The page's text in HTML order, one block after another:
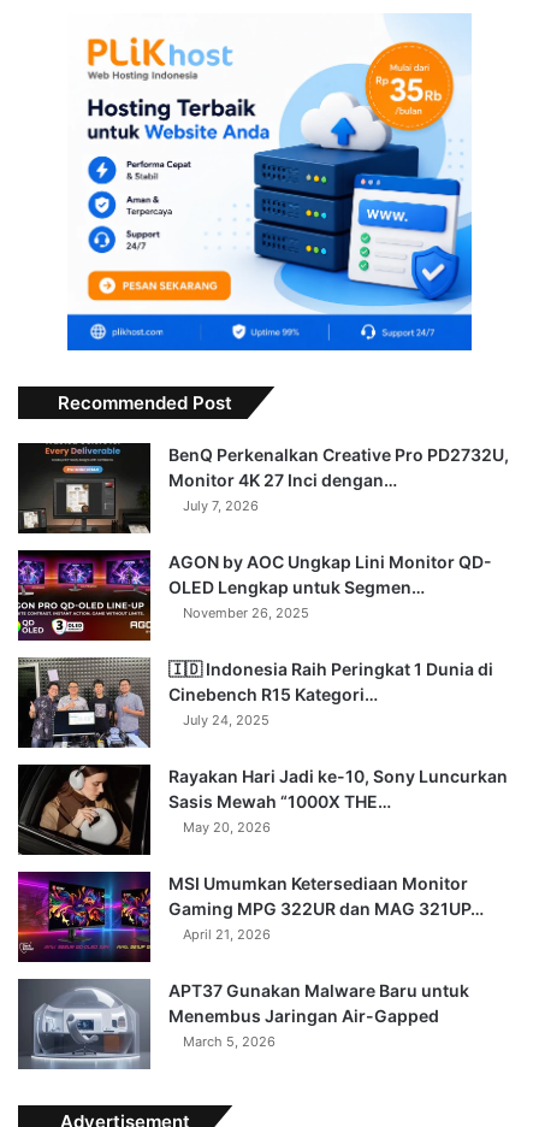
Recommended Post
BenQ Perkenalkan Creative Pro PD2732U,
Monitor 4K 27 Inci dengan…
July 7, 2026
AGON by AOC Ungkap Lini Monitor QD-
OLED Lengkap untuk Segmen…
November 26, 2025
🇮🇩 Indonesia Raih Peringkat 1 Dunia di
Cinebench R15 Kategori…
July 24, 2025
Rayakan Hari Jadi ke-10, Sony Luncurkan
Sasis Mewah “1000X THE…
May 20, 2026
MSI Umumkan Ketersediaan Monitor
Gaming MPG 322UR dan MAG 321UP…
April 21, 2026
APT37 Gunakan Malware Baru untuk
Menembus Jaringan Air-Gapped
March 5, 2026
Advertisement